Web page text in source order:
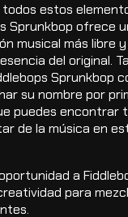
todos estos
Sprunkbop ofrece
musical más libre
del original.
Sprunkbop
su nombre por
puedes encontrar
de la música en
a
para